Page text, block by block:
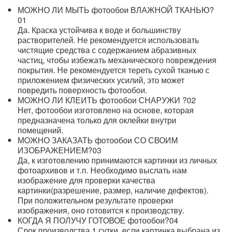
МОЖНО ЛИ МЫТЬ фотообои ВЛАЖНОЙ ТКАНЬЮ?
01
Да. Краска устойчива к воде и большинству
растворителей. Не рекомендуется использовать
чистящие средства с содержанием абразивных
частиц, чтобы избежать механического повреждения
покрытия. Не рекомендуется тереть сухой тканью с
приложением физических усилий, это может
повредить поверхность фотообои.
МОЖНО ЛИ КЛЕИТЬ фотообои СНАРУЖИ ?02
Нет, фотообои изготовлено на основе, которая
предназначена только для оклейки внутри
помещений.
МОЖНО ЗАКАЗАТЬ фотообои СО СВОИМ
ИЗОБРАЖЕНИЕМ?03
Да, к изготовлению принимаются картинки из личных
фотоархивов и т.п. Необходимо выслать нам
изображение для проверки качества
картинки(разрешение, размер, наличие дефектов).
При положительном результате проверки
изображения, оно готовится к производству.
КОГДА Я ПОЛУЧУ ГОТОВОЕ фотообои?04